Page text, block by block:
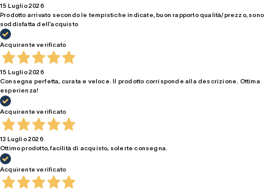
15 Luglio 2026
Prodotto arrivato secondo le tempistiche indicate, buon rapporto qualità/prezzo, sono
soddisfatta dell’acquisto
Acquirente verificato
15 Luglio 2026
Consegna perfetta, curata e veloce. Il prodotto corrisponde alla descrizione. Ottima
esperienza!
Acquirente verificato
13 Luglio 2026
Ottimo prodotto, facilità di acquisto, solerte consegna.
Acquirente verificato